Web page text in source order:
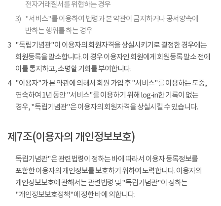
전자거래질서를 위협하는 경우
3) "서비스"를 이용하여 법령과 본 약관이 금지하거나 공서양속에
반하는 행위를 하는 경우
3 "독립기념관"이 이용자의 회원자격을 상실시키기로 결정한 경우에는
회원등록을 말소합니다. 이 경우 이용자인 회원에게 회원등록 말소 전에
이를 통지하고, 소명할 기회를 부여합니다.
4
"이용자"가 본 약관에 의해서 회원 가입 후 "서비스"를 이용하는 도중,
연속하여 1년 동안 "서비스"를 이용하기 위해 log-in한 기록이 없는
경우, "독립기념관"은 이용자의 회원자격을 상실시킬 수 있습니다.
제7조(이용자의 개인정보보호)
독립기념관"은 관련법령이 정하는 바에 따라서 이용자 등록정보를
포함한 이용자의 개인정보를 보호하기 위하여 노력합니다. 이용자의
개인정보보호에 관해서는 관련법령 및 "독립기념관"이 정하는
"개인정보보호정책"에 정한 바에 의합니다.